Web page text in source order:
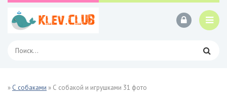
» С собаками » С собакой и игрушками 31 фото